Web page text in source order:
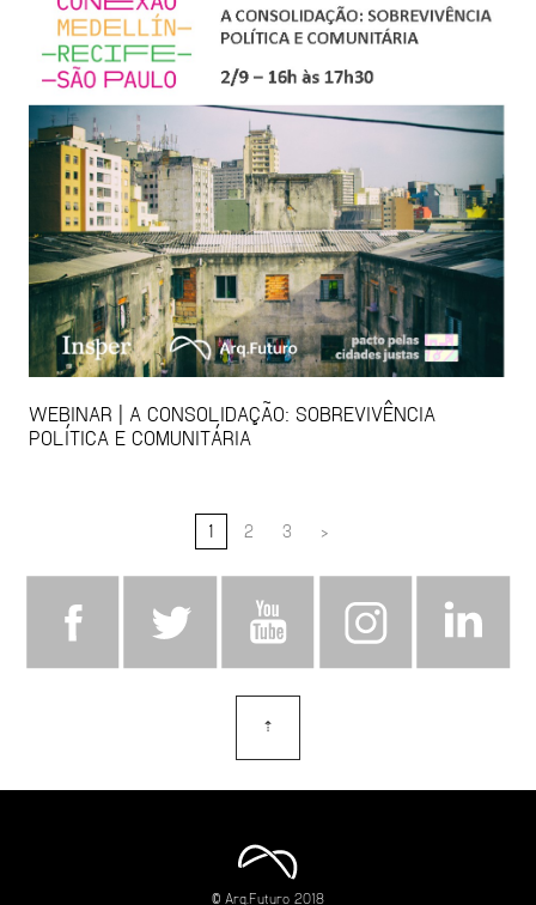
WEBINAR | A CONSOLIDAÇÃO: SOBREVIVÊNCIA
POLÍTICA E COMUNITÁRIA
1 2 3 >
⇡
© Arq.Futuro 2018